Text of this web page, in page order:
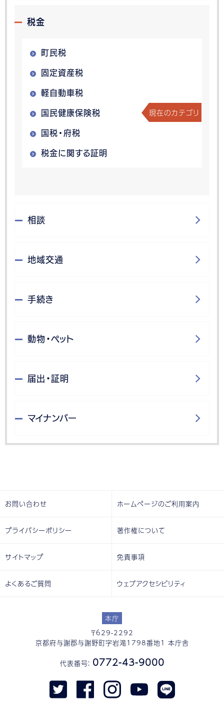
税金
町民税
固定資産税
軽自動車税
国民健康保険税 現在のカテゴリ
国税・府税
税金に関する証明
相談
地域交通
手続き
動物・ペット
届出・証明
マイナンバー
本庁
〒629-2292
京都府与謝郡与謝野町字岩滝1798番地1 本庁舎
代表番号： 0772-43-9000
お問い合わせ ホームページのご利用案内
プライバシーポリシー 著作権について
サイトマップ 免責事項
よくあるご質問 ウェブアクセシビリティ